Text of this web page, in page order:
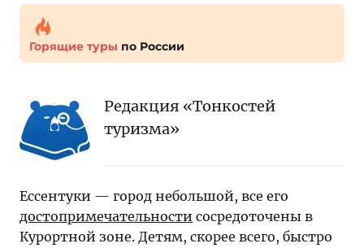
Горящие туры по России
Редакция «Тонкостей
туризма»
Ессентуки — город небольшой, все его
достопримечательности сосредоточены в
Курортной зоне. Детям, скорее всего, быстро